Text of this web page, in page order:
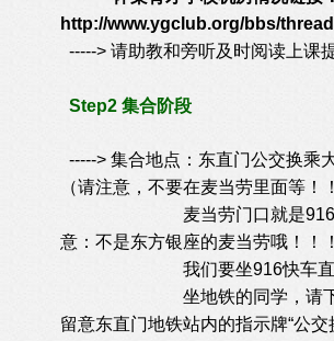
http://www.ygclub.org/bbs/
-----> 请助教和旁听及时阅读上课
Step2 集合阶段
-----> 集合地点：东直门公交换乘
（请注意，不要在麦当劳里面等！
麦当劳门口就是916的
意：不是东方银座的麦当劳哦！！
我们要坐916快车直达怀
坐地铁的同学，请下地
留意东直门地铁站内的指示牌“公交